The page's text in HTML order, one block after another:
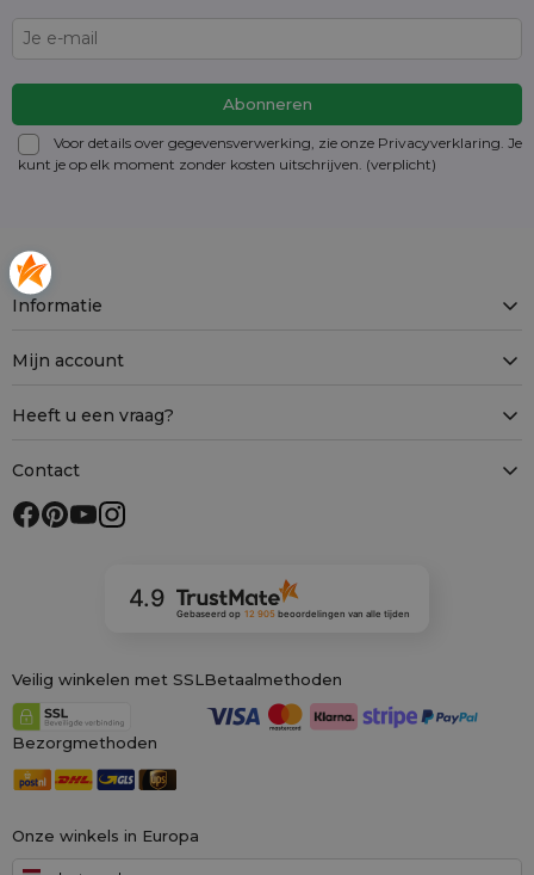
Voor details over gegevensverwerking, zie onze Privacyverklaring. Je
kunt je op elk moment zonder kosten uitschrijven. (verplicht)
Onze winkels in Europa
Informatie
Mijn account
Heeft u een vraag?
Contact
4.9
Gebaseerd op 12 905 beoordelingenvan alle tijden
Veilig winkelen met SSL Betaalmethoden
Bezorgmethoden